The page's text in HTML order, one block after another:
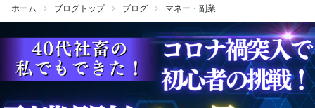
ホーム ブログトップ ブログ マネー・副業